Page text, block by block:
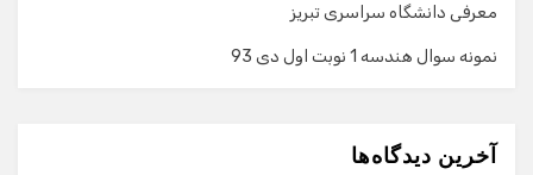
معرفی دانشگاه سراسری تبریز
نمونه سوال هندسه 1 نوبت اول دی 93
آخرین دیدگاه‌ها
گفت‌وگو با دستیار هوشمند
سلام! برای شروع گفت‌وگو لطفاً شماره تماس یا ایمیل خود را